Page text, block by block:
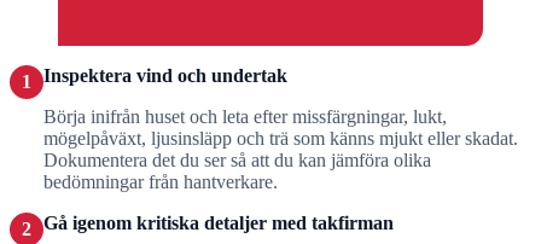
1
Inspektera vind och undertak
Börja inifrån huset och leta efter missfärgningar, lukt,
mögelpåväxt, ljusinsläpp och trä som känns mjukt eller skadat.
Dokumentera det du ser så att du kan jämföra olika
bedömningar från hantverkare.
2 Gå igenom kritiska detaljer med takfirman